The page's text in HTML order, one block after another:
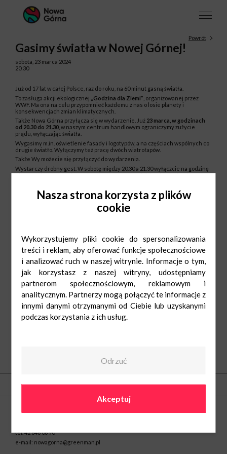
Powrót
Gasimy światła w Nowej Górnej!
sobota, 23 marca 2024
20:30
Już od 17 lat w całej Polsce, raz do roku, na 60 minut gasną światła.
To zasługa akcji ekologicznej „Godzina dla Ziemi” , organizowanej przez
WWF. Ma ona na celu przypomnieć każdemu z nas o losie planety i
konsekwencjach zmian klimatycznych.
Także Nowa Górna przyłącza się w wydarzenie. Już 23 marca, w godzinach
od 20.30 do 21.30 , w naszym centrum handlowym ograniczymy zużycie
prądu, wyłączając światła.
Wygasimy m.in. oświetlenie fasady i logotypów, a na częściach wspólnych co
drugie światło. Wyłączymy też pracę dwóch wiatrołapów.
Także Wy możecie się przyłączyć do wydarzenia.
Wystarczy drobny gest. W sobotę między 20.30 a 21.30 wyłączcie na godzinę
niepotrzebne światłą i urządzenia, a tym samym dajcie Ziemi odetchnąć.
Kontakt
Centrum Handlowe Nowa Górna w Łodzi
ul. Kolumny 6/36
tel.42 646 06 90
e-mail: nowagorna@greenman.pl
Nasza strona korzysta z plików
cookie
Wykorzystujemy pliki cookie do spersonalizowania
treści i reklam, aby oferować funkcje społecznościowe
i analizować ruch w naszej witrynie. Informacje o tym,
jak korzystasz z naszej witryny, udostępniamy
partnerom społecznościowym, reklamowym i
analitycznym. Partnerzy mogą połączyć te informacje z
innymi danymi otrzymanymi od Ciebie lub uzyskanymi
podczas korzystania z ich usług.
Odrzuć
Akceptuj